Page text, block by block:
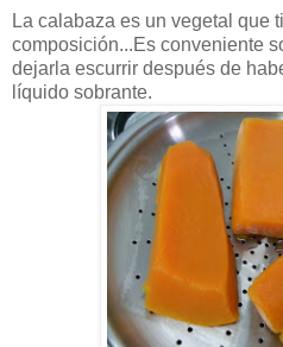
La calabaza es un vegetal que
composición...Es conveniente
dejarla escurrir después de
líquido sobrante.